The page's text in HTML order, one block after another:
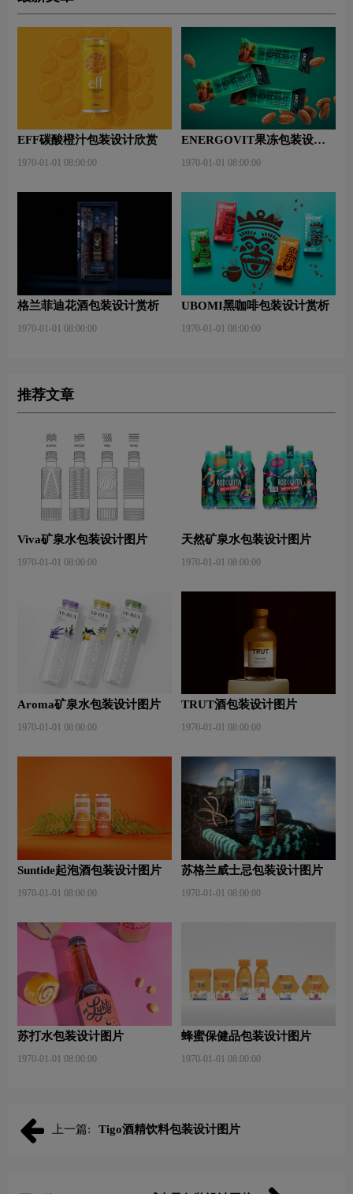
EFF碳酸橙汁包装设计欣赏
1970-01-01 08:00:00
ENERGOVIT果冻包装设计
1970-01-01 08:00:00
格兰菲迪花酒包装设计赏析
1970-01-01 08:00:00
UBOMI黑咖啡包装设计赏析
1970-01-01 08:00:00
推荐文章
Viva矿泉水包装设计图片
1970-01-01 08:00:00
天然矿泉水包装设计图片
1970-01-01 08:00:00
Aroma矿泉水包装设计图片
1970-01-01 08:00:00
TRUT酒包装设计图片
1970-01-01 08:00:00
Suntide起泡酒包装设计图片
1970-01-01 08:00:00
苏格兰威士忌包装设计图片
1970-01-01 08:00:00
苏打水包装设计图片
1970-01-01 08:00:00
蜂蜜保健品包装设计图片
1970-01-01 08:00:00
上一篇: Tigo酒精饮料包装设计图片